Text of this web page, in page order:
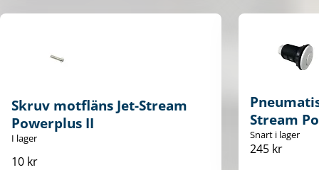
Skruv motfläns Jet-Stream
Powerplus II
I lager
10 kr
Stream
Snart i lager
245 kr